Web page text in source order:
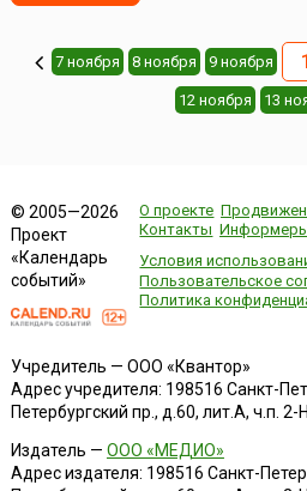
7 ноября 8 ноября 9 ноября
12 ноября 13
© 2005—2026
Проект
«Календарь
событий»
О проекте
Контакты
Условия
Пользовательское
Политика
Учредитель — ООО «Квантор»
Адрес учредителя: 198516 Санкт-
Петербургский пр., д.60, лит.А, ч.п.
Издатель — ООО «МЕДИО»
Адрес издателя: 198516 Санкт-